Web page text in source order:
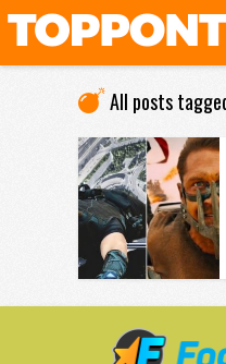
All posts